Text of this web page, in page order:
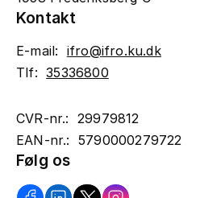
Kontakt
E-mail: ifro@ifro.ku.dk
Tlf:35336800
CVR-nr.: 29979812
EAN-nr.: 5790000279722
Følg os